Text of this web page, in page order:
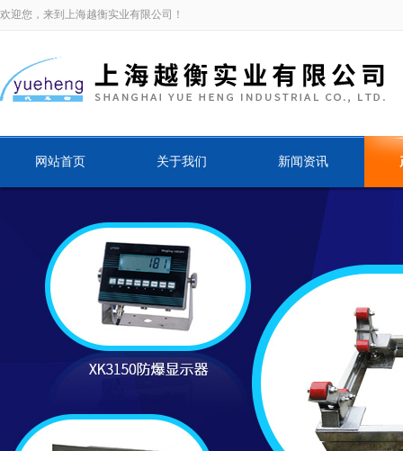
欢迎您，来到上海越衡实业有限公司！
网站首页 关于我们 新闻资讯